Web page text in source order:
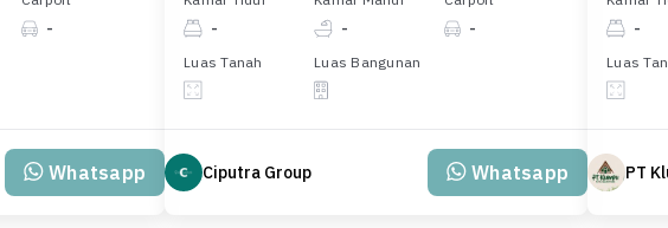
-
Whatsapp
- - -
Luas Tanah Luas Bangunan
Ciputra Group Whatsapp
-
Luas